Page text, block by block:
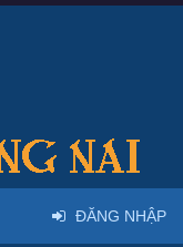
ĐĂNG NHẬP